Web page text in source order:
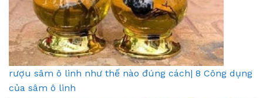
rượu sâm ô linh như thế nào đúng cách| 8 Công dụng
của sâm ô linh